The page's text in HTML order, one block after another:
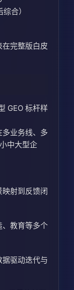
合）
在完整版白皮
GEO 标杆样
业务线、多
中大型企
射到反馈闭
教育等多个
驱动迭代与